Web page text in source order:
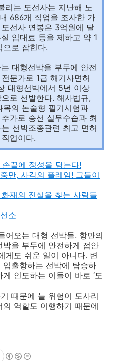
리는 도선사는 지난해 노
686개 직업을 조사한 가
선사 연봉은 3억원에 달
임대료 등을 제하고 약 1
로 잡힌다.
대형선박을 부두에 안전
문가로 1급 해기사면허
대형선박에서 5년 이상
로 선발한다. 해사법규,
의 논술형 필기시험과
가로 승선 실무수습과 최
선박조종관련 최고 면허
업이다.
끝에 정성을 담는다!
만, 사각의 플레임! 그들이
재의 진실을 찾는 사람들
소
어오는 대형 선박들. 항만의
을 부두에 안전하게 접안
게도 쉬운 일이 아니다. 변
출항하는 선박에 탑승하
인도하는 이들이 바로 ‘도
때문에 늘 위험이 도사리
역할도 이행하기 때문에